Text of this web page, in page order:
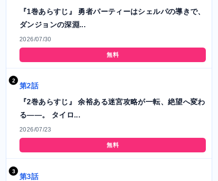
『1巻あらすじ』 勇者パーティーはシェルパの導きで、
ダンジョンの深淵...
2026/07/30
無料
第2話
『2巻あらすじ』 余裕ある迷宮攻略が一転、絶望へ変わ
る――。 タイロ...
2026/07/23
無料
第3話